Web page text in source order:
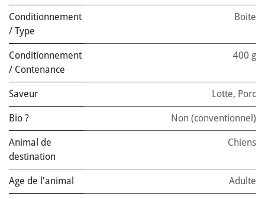
Conditionnement
/ Type
Boite
Conditionnement
/ Contenance
400 g
Saveur Lotte, Porc
Bio ? Non (conventionnel)
Animal de
destination
Chiens
Age de l'animal Adulte